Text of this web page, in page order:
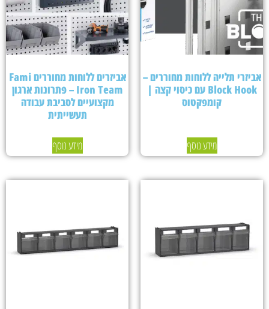
אביזרי תלייה ללוחות מחוררים –
Block Hook עם כיסוי קצה |
קומפקטוס
מידע נוסף
אביזרים ללוחות מחוררים Fami
Iron Team – פתרונות ארגון
מקצועיים לסביבת עבודה
תעשייתית
מידע נוסף